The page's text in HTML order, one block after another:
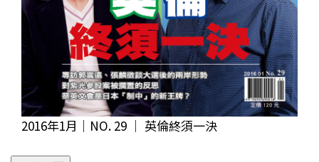
2016年1月｜NO. 29 │ 英倫終須一決